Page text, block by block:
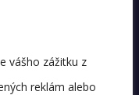
vášho zážitku z
reklám alebo